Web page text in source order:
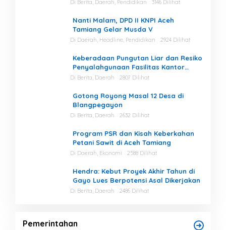
Di Berita, Daerah, Pendidikan 3146 Dilihat
Nanti Malam, DPD II KNPI Aceh
Tamiang Gelar Musda V
Di Daerah, Headline, Pendidikan 2924 Dilihat
Keberadaan Pungutan Liar dan Resiko
Penyalahgunaan Fasilitas Kantor
Masih Tinggi di Gayo Lues.
Di Berita, Daerah 2807 Dilihat
Gotong Royong Masal 12 Desa di
Blangpegayon
Di Berita, Daerah 2632 Dilihat
Program PSR dan Kisah Keberkahan
Petani Sawit di Aceh Tamiang
Di Daerah, Ekonomi 2588 Dilihat
Hendra: Kebut Proyek Akhir Tahun di
Gayo Lues Berpotensi Asal Dikerjakan
Di Berita, Daerah 2486 Dilihat
Pemerintahan